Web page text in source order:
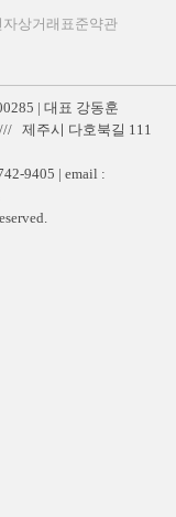
자상거래표준약관
| 대표 강동훈
제주시 다호북길 111
9405 | email :